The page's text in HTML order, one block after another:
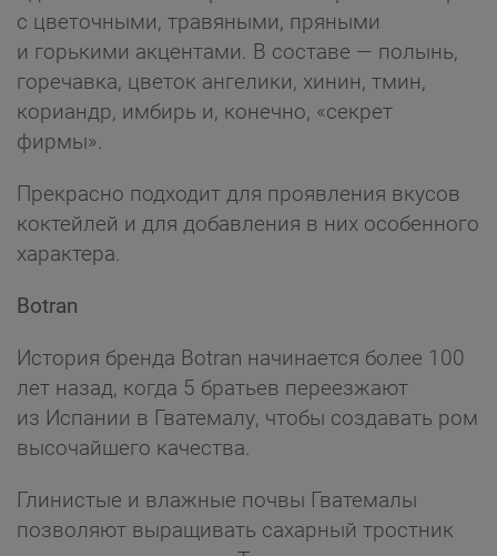
с цветочными, травяными, пряными
и горькими акцентами. В составе — полынь,
горечавка, цветок ангелики, хинин, тмин,
кориандр, имбирь и, конечно, «секрет
фирмы».
Прекрасно подходит для проявления вкусов
коктейлей и для добавления в них особенного
характера.
Botran
История бренда Botran начинается более 100
лет назад, когда 5 братьев переезжают
из Испании в Гватемалу, чтобы создавать ром
высочайшего качества.
Глинистые и влажные почвы Гватемалы
позволяют выращивать сахарный тростник